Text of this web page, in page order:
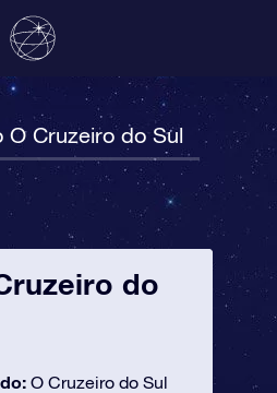
O Cruzeiro do Sul
do
O Cruzeiro do Sul